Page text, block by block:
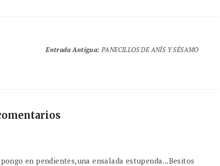
Entrada Antigua:PANECILLOS DE ANÍS Y SÉSAMO
en pendientes,una ensalada estupenda...Besitos